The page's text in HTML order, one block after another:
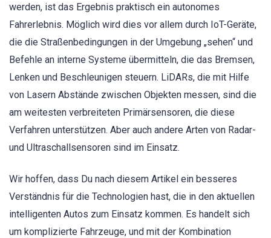
werden, ist das Ergebnis praktisch ein autonomes
Fahrerlebnis. Möglich wird dies vor allem durch IoT-Geräte,
die die Straßenbedingungen in der Umgebung „sehen“ und
Befehle an interne Systeme übermitteln, die das Bremsen,
Lenken und Beschleunigen steuern. LiDARs, die mit Hilfe
von Lasern Abstände zwischen Objekten messen, sind die
am weitesten verbreiteten Primärsensoren, die diese
Verfahren unterstützen. Aber auch andere Arten von Radar-
und Ultraschallsensoren sind im Einsatz.
Wir hoffen, dass Du nach diesem Artikel ein besseres
Verständnis für die Technologien hast, die in den aktuellen
intelligenten Autos zum Einsatz kommen. Es handelt sich
um komplizierte Fahrzeuge, und mit der Kombination